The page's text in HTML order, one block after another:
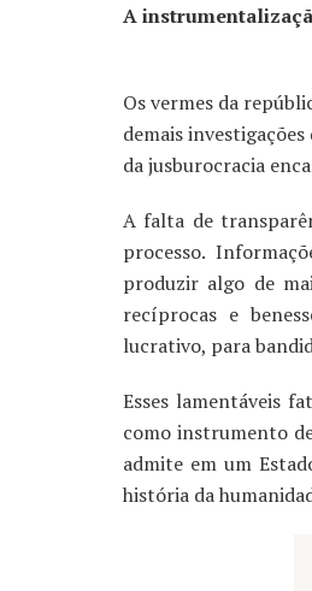
A
Os vermes da
demais
da jusburocracia
A falta de
processo.
produzir algo de
recíprocas e
lucrativo, para
Esses lamentáveis
como instrumento
admite em um
história da